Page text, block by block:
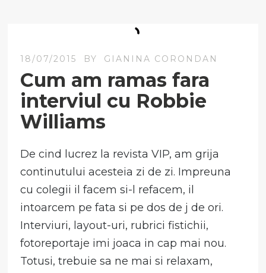
18/07/2015 BY GIANINA CORONDAN
Cum am ramas fara
interviul cu Robbie
Williams
De cind lucrez la revista VIP, am grija
continutului acesteia zi de zi. Impreuna
cu colegii il facem si-l refacem, il
intoarcem pe fata si pe dos de j de ori.
Interviuri, layout-uri, rubrici fistichii,
fotoreportaje imi joaca in cap mai nou.
Totusi, trebuie sa ne mai si relaxam,